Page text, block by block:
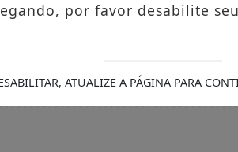
por favor desabilite
ATUALIZE A PÁGINA PARA